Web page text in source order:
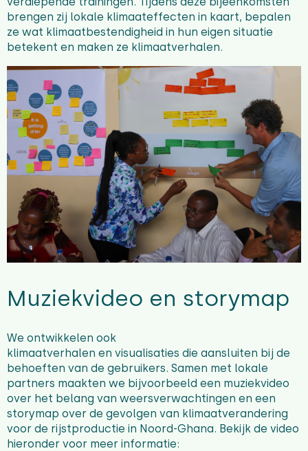
brengen zij lokale klimaateffecten in kaart, bepalen
ze wat klimaatbestendigheid in hun eigen situatie
betekent en maken ze klimaatverhalen.
Muziekvideo en storymap
We ontwikkelen ook
klimaatverhalen en visualisaties die aansluiten bij de
behoeften van de gebruikers. Samen met lokale
partners maakten we bijvoorbeeld een muziekvideo
over het belang van weersverwachtingen en een
storymap over de gevolgen van klimaatverandering
voor de rijstproductie in Noord-Ghana. Bekijk de video
hieronder voor meer informatie: